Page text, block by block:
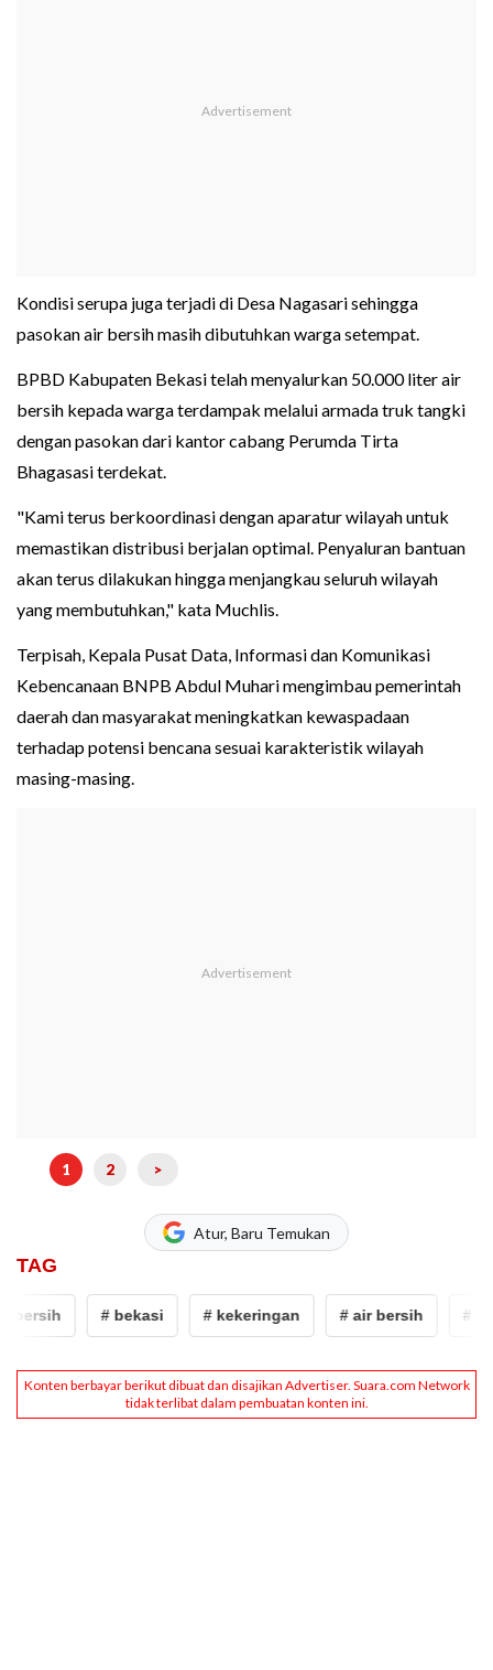
Kondisi serupa juga terjadi di Desa Nagasari sehingga
pasokan air bersih masih dibutuhkan warga setempat.
BPBD Kabupaten Bekasi telah menyalurkan 50.000 liter air
bersih kepada warga terdampak melalui armada truk tangki
dengan pasokan dari kantor cabang Perumda Tirta
Bhagasasi terdekat.
"Kami terus berkoordinasi dengan aparatur wilayah untuk
memastikan distribusi berjalan optimal. Penyaluran bantuan
akan terus dilakukan hingga menjangkau seluruh wilayah
yang membutuhkan," kata Muchlis.
Terpisah, Kepala Pusat Data, Informasi dan Komunikasi
Kebencanaan BNPB Abdul Muhari mengimbau pemerintah
daerah dan masyarakat meningkatkan kewaspadaan
terhadap potensi bencana sesuai karakteristik wilayah
masing-masing.
1 2 >
Atur, Baru Temukan
TAG
bersih # bekasi # kekeringan # air bersih #